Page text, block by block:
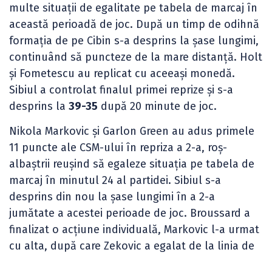
multe situații de egalitate pe tabela de marcaj în
această perioadă de joc. După un timp de odihnă
formația de pe Cibin s-a desprins la șase lungimi,
continuând să puncteze de la mare distanță. Holt
și Fometescu au replicat cu aceeași monedă.
Sibiul a controlat finalul primei reprize și s-a
desprins la 39-35 după 20 minute de joc.
Nikola Markovic și Garlon Green au adus primele
11 puncte ale CSM-ului în repriza a 2-a, roș-
albaștrii reușind să egaleze situația pe tabela de
marcaj în minutul 24 al partidei. Sibiul s-a
desprins din nou la șase lungimi în a 2-a
jumătate a acestei perioade de joc. Broussard a
finalizat o acțiune individuală, Markovic l-a urmat
cu alta, după care Zekovic a egalat de la linia de